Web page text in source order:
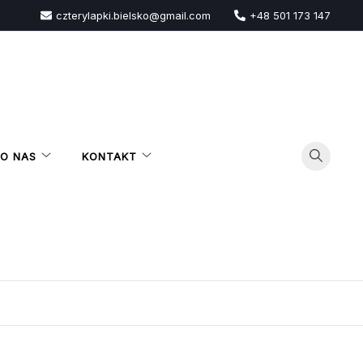
czterylapki.bielsko@gmail.com +48 501 173 147
O NAS KONTAKT